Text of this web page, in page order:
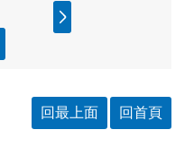
回最上面 回首頁